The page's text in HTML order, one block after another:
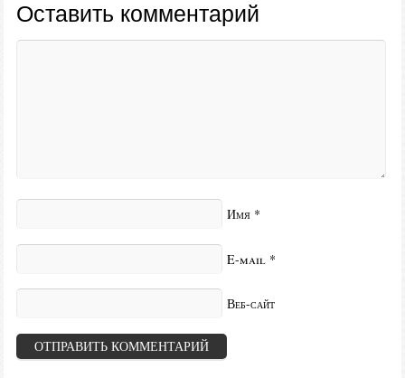
Оставить комментарий
Имя *
E-mail *
Веб-сайт